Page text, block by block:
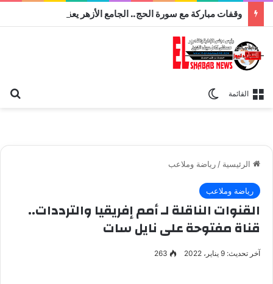
القائمة
الرئيسية / رياضة وملاعب
رياضة وملاعب
القنوات الناقلة لـ أمم إفريقيا والترددات..
قناة مفتوحة على نايل سات
آخر تحديث: 9 يناير، 2022 263